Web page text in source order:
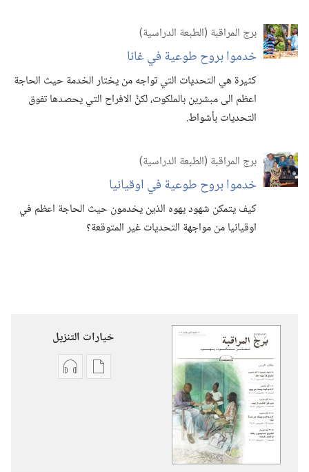
برج المراقبة (‏الطبعة الدراسية)‏
خدموا بروح طوعية في غانا
كثيرة هي التحديات التي تواجه من يختار الخدمة حيث الحاجة
اعظم الى مبشرين بالملكوت،‏ لكنَّ الافراح التي يحصدها تفوق
التحديات بأشواط.‏
برج المراقبة (‏الطبعة الدراسية)‏
خدموا بروح طوعية في اوقيانيا
كيف يتمكن شهود يهوه الذين يخدمون حيث الحاجة اعظم في
اوقيانيا من مواجهة التحديات غير المتوقعة؟‏
خيارات التنزيل
خياراتخيارات